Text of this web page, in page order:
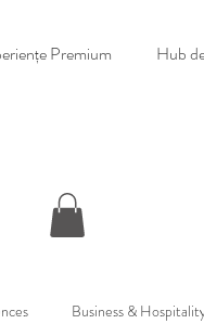
Premium Hub
Business &